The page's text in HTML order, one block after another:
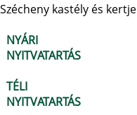
Szécheny kastély és kertje
NYÁRI
NYITVATARTÁS
TÉLI
NYITVATARTÁS